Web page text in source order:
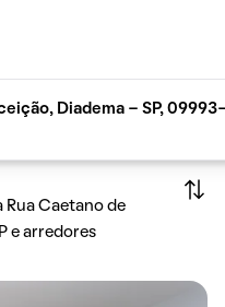
Diadema - SP,
Rua Caetano de
e arredores